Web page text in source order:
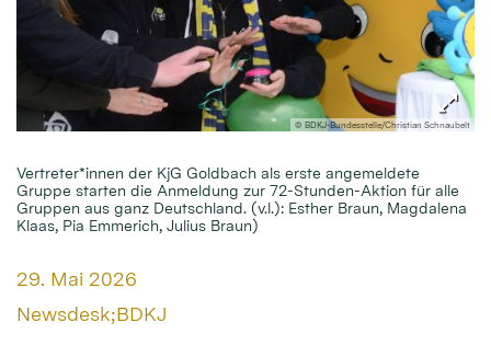
© BDKJ-Bundesstelle/Christian Schnaubelt
Vertreter*innen der KjG Goldbach als erste angemeldete
Gruppe starten die Anmeldung zur 72-Stunden-Aktion für alle
Gruppen aus ganz Deutschland. (v.l.): Esther Braun, Magdalena
Klaas, Pia Emmerich, Julius Braun)
Datum:
29. Mai 2026
Von:
Newsdesk;BDKJ